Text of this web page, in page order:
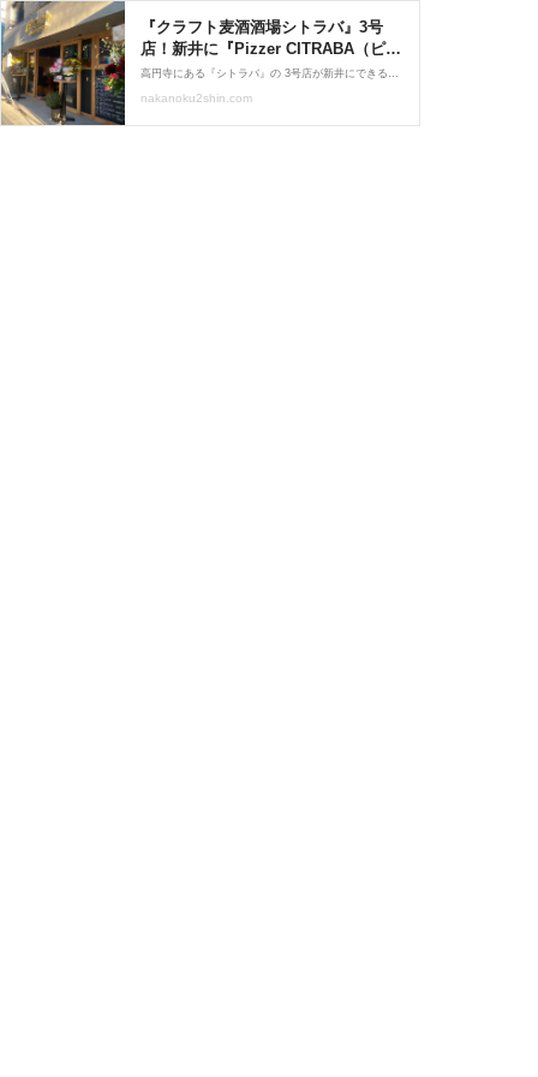
『クラフト麦酒酒場シトラバ』3号
店！新井に『Pizzer CITRABA（ピッ
ツァー シトラバ） 』がオープンして
る。 : なかのく通信 - 東京都中野区の
高円寺にある『シトラバ』の 3号店が新井にできるらしいよ！ な噂を会社で耳にしたナカ子。 『薬師あいロード』をちょいちょいチェック！ と！いつの間にか… オープンしてた〜！！
nakanoku2shin.com